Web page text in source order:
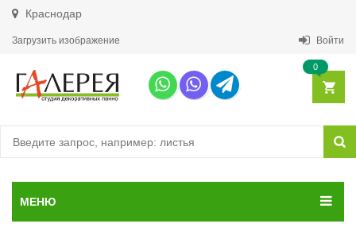
Краснодар
Загрузить изображение Войти
0
МЕНЮ